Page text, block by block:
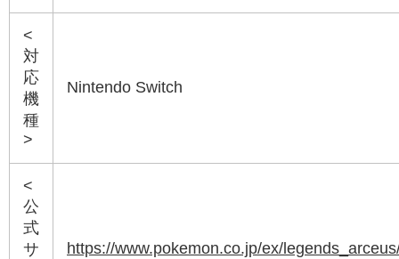
<
対
応
機
種
>
Nintendo Switch
<
公
式
サ
https://www.pokemon.co.jp/ex/